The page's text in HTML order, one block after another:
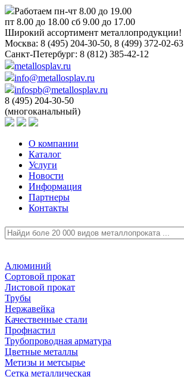
Работаем пн-чт 8.00 до 19.00
пт 8.00 до 18.00 сб 9.00 до 17.00
Широкий ассортимент металлопродукции!
Москва: 8 (495) 204-30-50, 8 (499) 372-02-63
Санкт-Петербург: 8 (812) 385-42-12
metallosplav.ru
info@metallosplav.ru
infospb@metallosplav.ru
8 (495) 204-30-50
(многоканальный)
О компании
Каталог
Услуги
Новости
Информация
Партнеры
Контакты
Алюминий
Сортовой прокат
Листовой прокат
Трубы
Нержавейка
Качественные стали
Профнастил
Трубопроводная арматура
Цветные металлы
Метизы и метсырье
Сетка металлическая